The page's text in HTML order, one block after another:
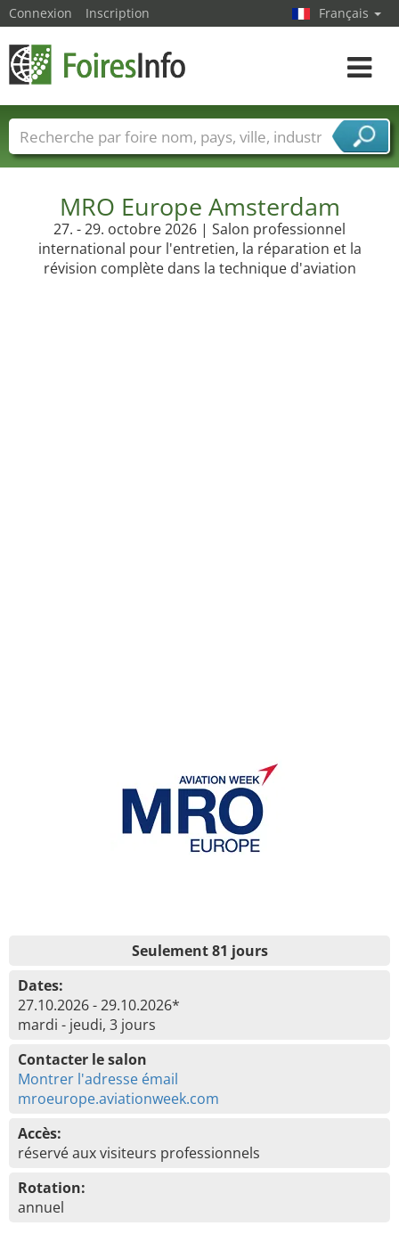
MRO Europe Amsterdam
27. - 29. octobre 2026 | Salon professionnel
international pour l'entretien, la réparation et la
révision complète dans la technique d'aviation
Seulement 81 jours
Dates:
27.10.2026 - 29.10.2026*
mardi - jeudi, 3 jours
Contacter le salon
Montrer l'adresse émail
mroeurope.aviationweek.com
Accès:
réservé aux visiteurs professionnels
Rotation:
annuel
Connexion Inscription Français
Toggle
Foire noms Pays Villes
Secteurs de foire